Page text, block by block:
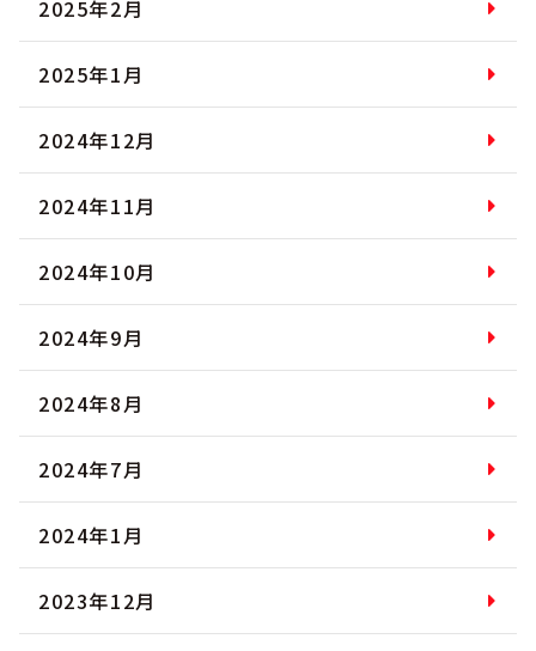
2025年2月
2025年1月
2024年12月
2024年11月
2024年10月
2024年9月
2024年8月
2024年7月
2024年1月
2023年12月